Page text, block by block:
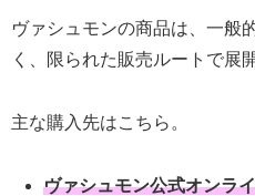
ヴァシュモンの商品は、一般
く、限られた販売ルートで展
主な購入先はこちら。
ヴァシュモン公式オンラ